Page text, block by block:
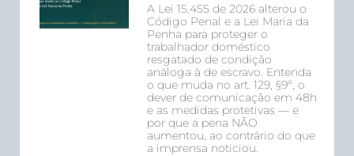
A Lei 15.455 de 2026 alterou o
Código Penal e a Lei Maria da
Penha para proteger o
trabalhador doméstico
resgatado de condição
análoga à de escravo. Entenda
o que muda no art. 129, §9º, o
dever de comunicação em 48h
e as medidas protetivas — e
por que a pena NÃO
aumentou, ao contrário do que
a imprensa noticiou.